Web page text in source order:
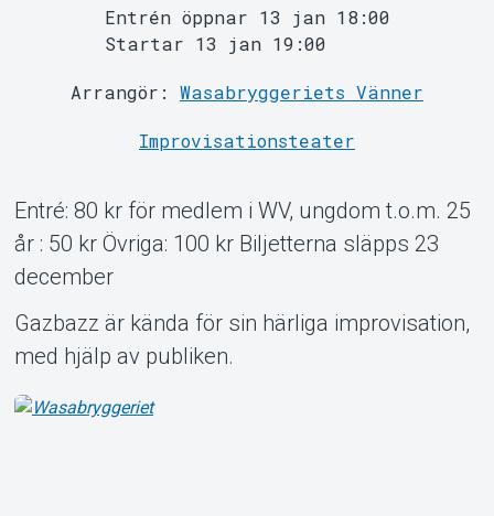
Support
Om Tickster
Entrén öppnar 13 jan 18:00
Startar 13 jan 19:00
Arrangör: Wasabryggeriets Vänner
Improvisationsteater
Entré: 80 kr för medlem i WV, ungdom t.o.m. 25
år : 50 kr Övriga: 100 kr Biljetterna släpps 23
december
Gazbazz är kända för sin härliga improvisation,
med hjälp av publiken.